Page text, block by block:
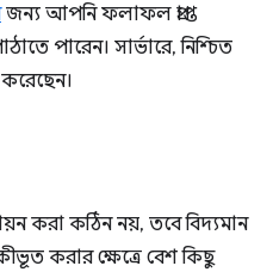
জন্য আপনি ফলাফল প্রাপ্ত
পারেন। সার্ভারে, নিশ্চিত
করা কঠিন নয়, তবে বিদ্যমান
করার ক্ষেত্রে বেশ কিছু